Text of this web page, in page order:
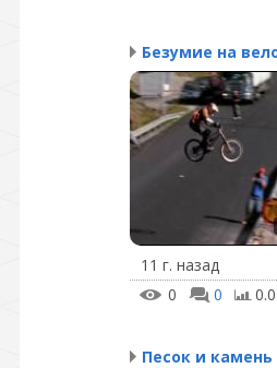
Безумие на
11 г. назад
0
0 0.0